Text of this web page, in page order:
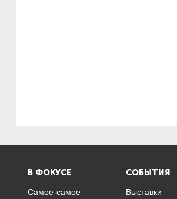
В ФОКУСЕ
Самое-самое
СОБЫТИЯ
Выставки